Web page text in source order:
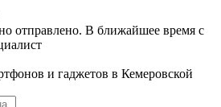
отправлено. В ближайшее время с
и гаджетов в Кемеровской